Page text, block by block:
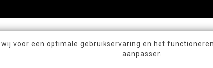
voor een optimale gebruikservaring en het
aanpassen.